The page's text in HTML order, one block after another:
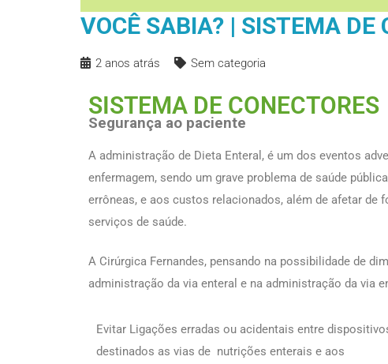
VOCÊ SABIA? | SISTEMA DE
2 anos atrás Sem categoria
SISTEMA DE CONECTORES
Segurança ao paciente
A administração de Dieta Enteral, é um dos eventos
enfermagem, sendo um grave problema de saúde
errôneas, e aos custos relacionados, além de afetar de
serviços de saúde.
A Cirúrgica Fernandes, pensando na possibilidade de
administração da via enteral e na administração da via
Evitar Ligações erradas ou acidentais entre
destinados as vias de nutrições enterais e aos